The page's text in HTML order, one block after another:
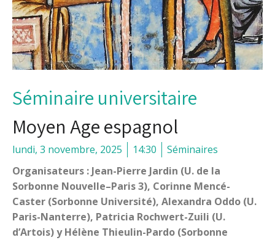
Séminaire universitaire
Moyen Age espagnol
lundi, 3 novembre, 2025 14:30
Séminaires
Organisateurs : Jean-Pierre Jardin (U. de la
Sorbonne Nouvelle–Paris 3), Corinne Mencé-
Caster (Sorbonne Université), Alexandra Oddo (U.
Paris-Nanterre), Patricia Rochwert-Zuili (U.
d’Artois) y Hélène Thieulin-Pardo (Sorbonne